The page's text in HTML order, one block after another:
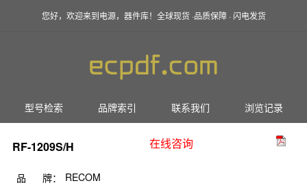
您好，欢迎来到电源，器件库！全球现货 ·品质保障 · 闪电发货
型号检索 品牌索引 联系我们 浏览记录
RF-1209S/H 在线咨询
品 牌： RECOM